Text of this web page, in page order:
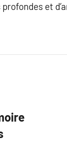
et